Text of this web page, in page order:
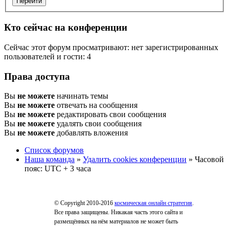
Кто сейчас на конференции
Сейчас этот форум просматривают: нет зарегистрированных
пользователей и гости: 4
Права доступа
Вы не можете начинать темы
Вы не можете отвечать на сообщения
Вы не можете редактировать свои сообщения
Вы не можете удалять свои сообщения
Вы не можете добавлять вложения
Список форумов
Наша команда » Удалить cookies конференции » Часовой
пояс: UTC + 3 часа
© Copyright 2010-2016 космическая онлайн стратегия.
Все права защищены. Никакая часть этого сайта и
размещённых на нём материалов не может быть